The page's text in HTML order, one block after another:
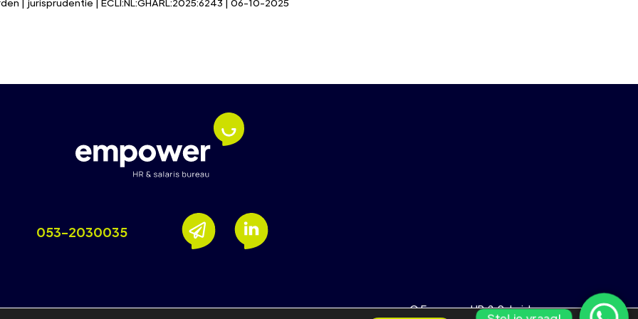
| jurisprudentie | ECLI:NL:GHARL:2025:6243 | 06-10-2025
053-2030035
© Empower HR & Salarisbureau